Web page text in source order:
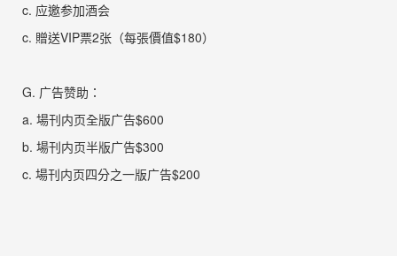
c. 应邀参加酒会
c. 贈送VIP票2张 （每張價值$180）
G. 广告赞助：
a. 場刊内页全版广告$600
b. 場刊内页半版广告$300
c. 場刊内页四分之一版广告$200